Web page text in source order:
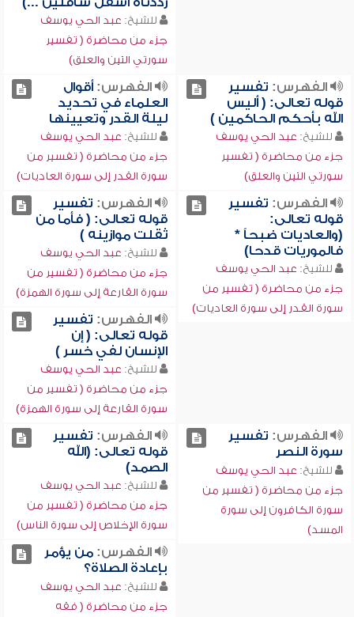
للشيخ: عبد الحي يوسف
جزء من محاضرة ( تفسير
سورتي التين والعلق)
الفهرس: تفسير
قوله تعالى: ( أليس
الله بأحكم الحاكمين )
للشيخ: عبد الحي يوسف
جزء من محاضرة ( تفسير
سورتي التين والعلق)
الفهرس:أقوال
العلماء في تحديد
ليلة القدر وتعيينها
للشيخ: عبد الحي يوسف
جزء من محاضرة ( تفسير من
سورة القدر إلى سورة العاديات)
الفهرس: تفسير
قوله تعالى:
(والعاديات ضبحاً *
فالموريات قدحا)
للشيخ: عبد الحي يوسف
جزء من محاضرة ( تفسير من
سورة القدر إلى سورة العاديات)
الفهرس: تفسير
قوله تعالى: ( فأما من
ثقلت موازينه )
للشيخ: عبد الحي يوسف
جزء من محاضرة ( تفسير من
سورة القارعة إلى سورة الهمزة)
الفهرس: تفسير
قوله تعالى: ( إن
الإنسان لفي خسر )
للشيخ: عبد الحي يوسف
جزء من محاضرة ( تفسير من
سورة القارعة إلى سورة الهمزة)
الفهرس: تفسير
سورة النصر
للشيخ: عبد الحي يوسف
جزء من محاضرة ( تفسير من
سورة الكافرون إلى سورة
المسد)
الفهرس: تفسير
قوله تعالى: (الله
الصمد)
للشيخ: عبد الحي يوسف
جزء من محاضرة ( تفسير من
سورة الإخلاص إلى سورة الناس)
الفهرس:من يؤمر
بإعادة الصلاة؟
للشيخ: عبد الحي يوسف
جزء من محاضرة ( فقه